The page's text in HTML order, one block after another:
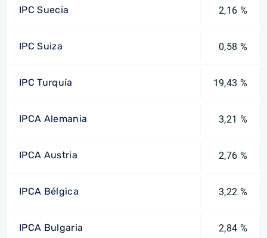
IPC Suecia 2,16 %
IPC Suiza 0,58 %
IPC Turquía 19,43 %
IPCA Alemania 3,21 %
IPCA Austria 2,76 %
IPCA Bélgica 3,22 %
IPCA Bulgaria 2,84 %